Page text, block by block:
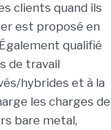
clients quand ils
est proposé en
qualifié
de travail
hybrides et à la
les charges de
bare metal,